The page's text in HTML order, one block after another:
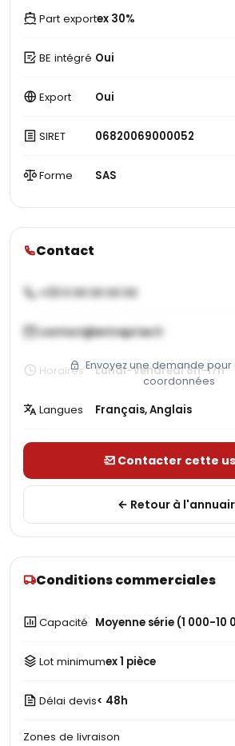
Part exportex 30%
BE intégré Oui
Export Oui
SIRET 06820069000052
Forme SAS
Contact
+33 X XX XX XX XX
contact@entreprise.fr
Envoyez une demande pour
coordonnées
Horaires Lundi-Vendredi 8h-17h
Langues Français, Anglais
Contacter cette
Retour à
Conditions commerciales
Capacité Moyenne série (1 000-10
Lot minimumex 1 pièce
Délai devis< 48h
Zones de livraison